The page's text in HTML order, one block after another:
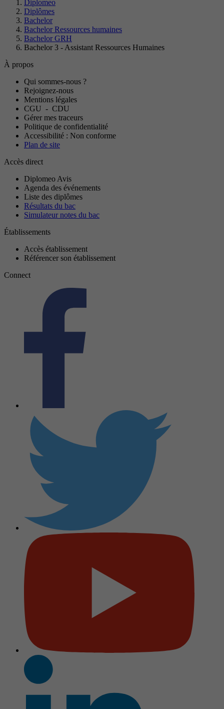
Diplomeo
Diplômes
Bachelor
Bachelor Ressources humaines
Bachelor GRH
Bachelor 3 - Assistant Ressources Humaines
À propos
Qui sommes-nous ?
Rejoignez-nous
Mentions légales
CGU - CDU
Gérer mes traceurs
Politique de confidentialité
Accessibilité : Non conforme
Plan de site
Accès direct
Diplomeo Avis
Agenda des événements
Liste des diplômes
Résultats du bac
Simulateur notes du bac
Établissements
Accès établissement
Référencer son établissement
Connect